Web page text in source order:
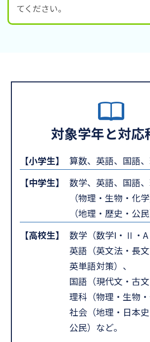
てください。
対象学年と対応
【小学生】
算数、英語、国語
【中学生】
数学、英語、国語
（物理・生物・化
（地理・歴史・公民
【高校生】
数学（数学I・Ⅱ・A
英語（英文法・長文
英単語対策）、
国語（現代文・古文
理科（物理・生物・
社会（地理・日本
公民）など。